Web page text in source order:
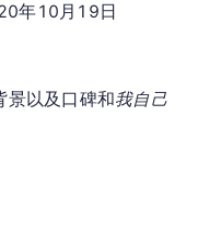
年10月19日
景以及口碑和我自己